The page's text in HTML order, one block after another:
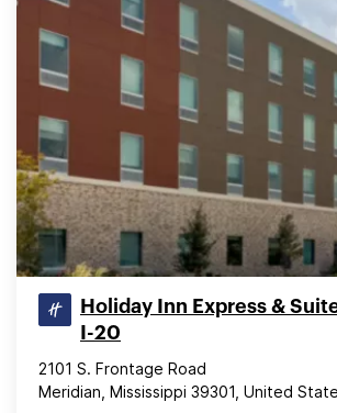
Holiday Inn Express &
I-20
2101 S. Frontage Road
Meridian, Mississippi 39301, United